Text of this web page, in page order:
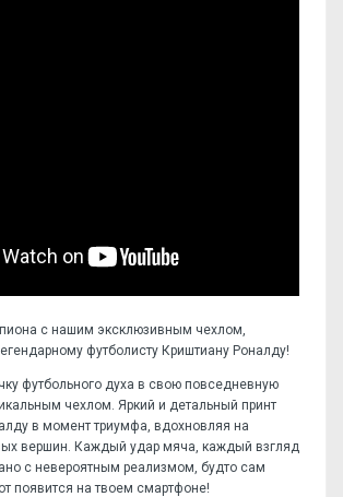
с нашим эксклюзивным чехлом,
футболисту Криштиану Роналду!
футбольного духа в свою повседневную
чехлом. Яркий и детальный принт
в момент триумфа, вдохновляя на
вершин. Каждый удар мяча, каждый взгляд
с невероятным реализмом, будто сам
появится на твоем смартфоне!